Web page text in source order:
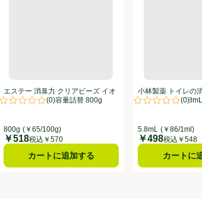
(0)
評価は0件のレビューで5点中0.0点。
エステー 消臭力 クリアビーズ イオ
ン消臭プラス 大容量詰替 800g
800g (￥65/100g)
価格
￥518税込￥570
カートに追加する
(0)
評価は0件のレビ
小林製薬 トイレの
バルシトラス 5.8mL
5.8mL (￥86/1ml)
価格
￥498税込￥548
カートに